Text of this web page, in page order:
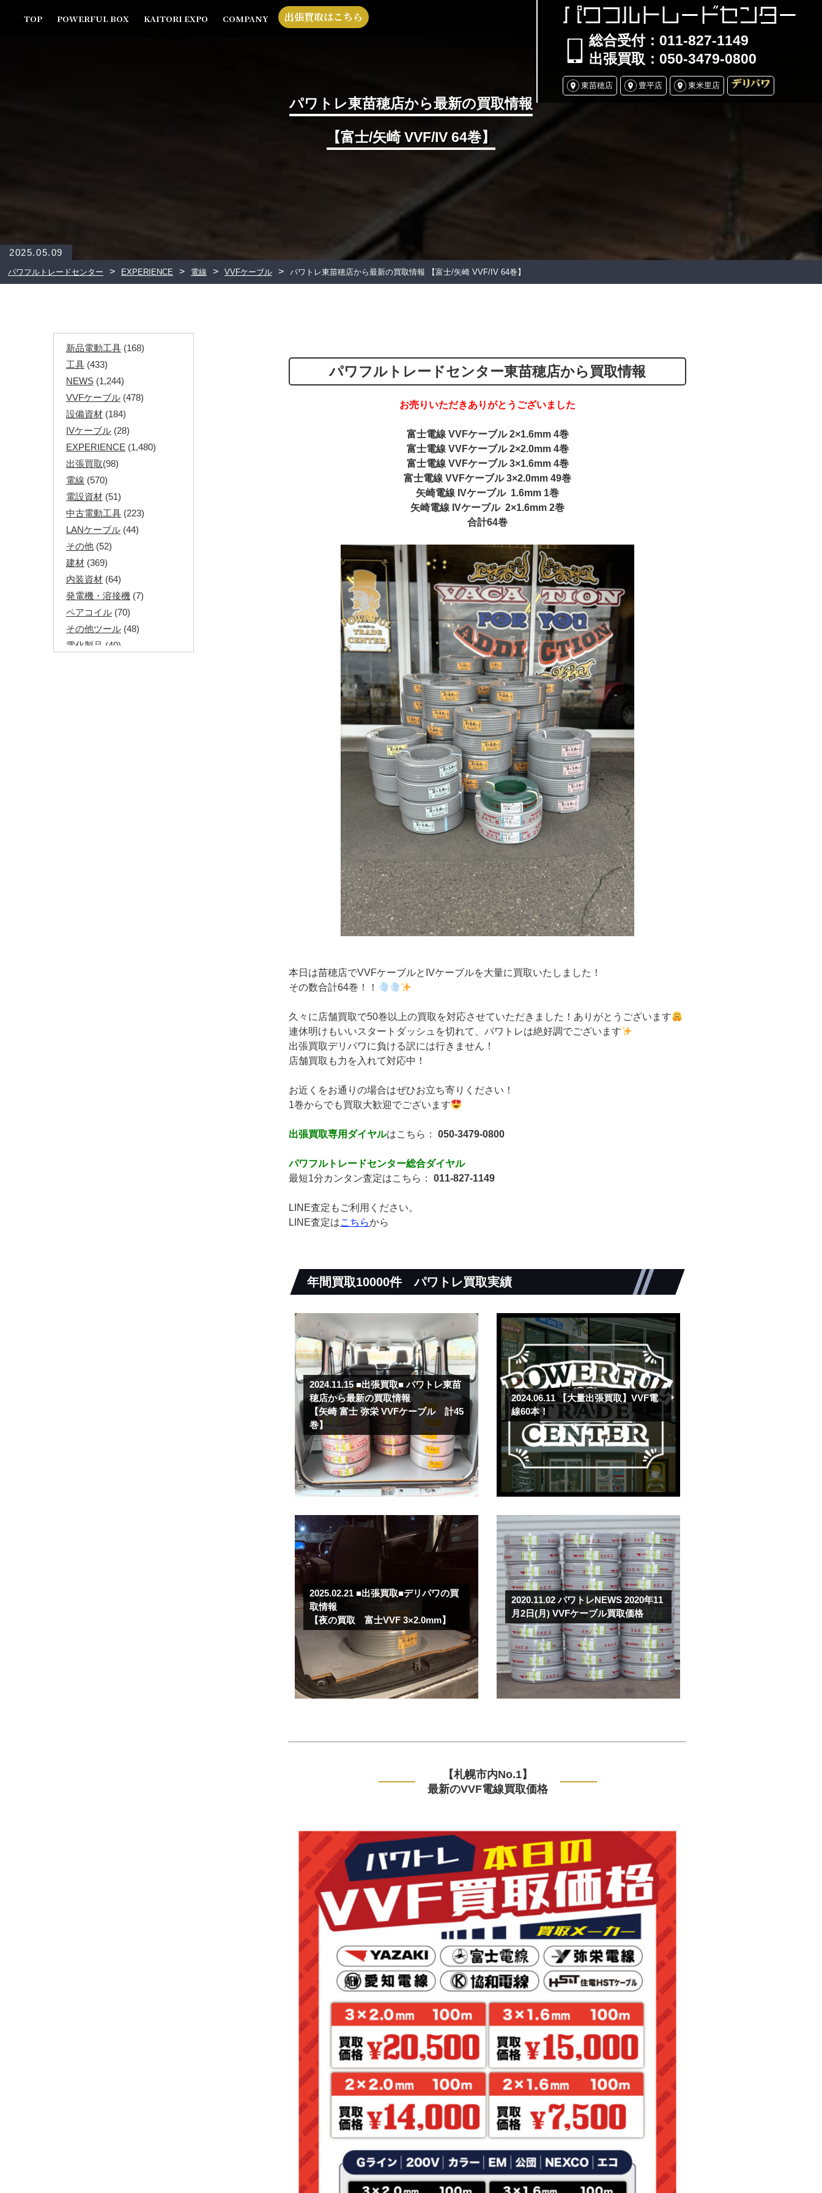
パワフルトレードセンター
総合受付：011-827-1149
出張買取：050-3479-0800
東苗穂店 豊平店 東米里店
TOP POWERFUL BOX KAITORI EXPO COMPANY 出張買取はこちら
パワトレ東苗穂店から最新の買取情報
【富士/矢崎 VVF/IV 64巻】
2025.05.09
パワフルトレードセンター > EXPERIENCE > 電線 > VVFケーブル > パワトレ東苗穂店から最新の買取情報 【富士/矢崎 VVF/IV 64巻】
新品電動工具 (168)
工具 (433)
NEWS (1,244)
VVFケーブル (478)
設備資材 (184)
IVケーブル (28)
EXPERIENCE (1,480)
出張買取(98)
電線 (570)
電設資材 (51)
中古電動工具 (223)
LANケーブル (44)
その他 (52)
建材 (369)
内装資材 (64)
発電機・溶接機 (7)
ペアコイル (70)
その他ツール (48)
電化製品 (40)
パワフルトレードセンター東苗穂店から買取情報
お売りいただきありがとうございました
富士電線 VVFケーブル 2×1.6mm 4巻
富士電線 VVFケーブル 2×2.0mm 4巻
富士電線 VVFケーブル 3×1.6mm 4巻
富士電線 VVFケーブル 3×2.0mm 49巻
矢崎電線 IVケーブル 1.6mm 1巻
矢崎電線 IVケーブル 2×1.6mm 2巻
合計64巻
本日は苗穂店でVVFケーブルとIVケーブルを大量に買取いたしました！
その数合計64巻！！
久々に店舗買取で50巻以上の買取を対応させていただきました！ありがとうございます
連休明けもいいスタートダッシュを切れて、パワトレは絶好調でございます
出張買取デリパワに負ける訳には行きません！
店舗買取も力を入れて対応中！
お近くをお通りの場合はぜひお立ち寄りください！
1巻からでも買取大歓迎でございます
出張買取専用ダイヤルはこちら：050-3479-0800
パワフルトレードセンター総合ダイヤル
最短1分カンタン査定はこちら：011-827-1149
LINE査定もご利用ください。
LINE査定はこちらから
年間買取10000件パワトレ買取実績
2024.11.15■出張買取■ パワトレ東苗
穂店から最新の買取情報
【矢崎 富士 弥栄 VVFケーブル 計45
巻】
2024.06.11【大量出張買取】VVF電
線60本！
2025.02.21■出張買取■デリパワの買
取情報
【夜の買取 富士VVF 3×2.0mm】
2020.11.02パワトレNEWS 2020年11
月2日(月) VVFケーブル買取価格
【札幌市内No.1】
最新のVVF電線買取価格